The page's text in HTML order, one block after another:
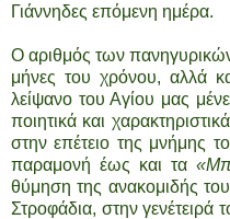
Γιάννηδες επόμενη ημέρα.
Ο αριθμός των
μήνες του χρόνου, αλλά
λείψανο του Αγίου μας
ποιητικά και
στην επέτειο της μνήμης
παραμονή έως και τα
θύμηση της ανακομιδής
Στροφάδια, στην